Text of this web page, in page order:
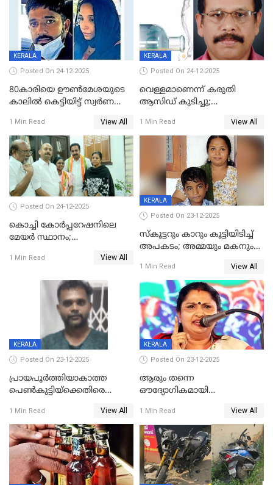
KERALA
Posted On 24-12-2025
80കാരിയെ ഊൺമേശയുടെ
കാലിൽ കെട്ടിയിട്ട് സ്വർണവും
കൊച്ചുമകനും സുഹൃത്തും
അറസ്റ്റിൽ
1 Min Read View All
KERALA
Posted On 24-12-2025
വെള്ളമാണെന്ന് കരുതി
ആസിഡ് കുടിച്ചു;
മരിച്ചു
1 Min Read View All
Posted On 24-12-2025
കൊച്ചി കോര്‍പ്പറേഷനിലെ
മേയര്‍ സ്ഥാനം;
രൂക്ഷം
1 Min Read View All
KERALA
Posted On 23-12-2025
സ്കൂട്ടറും കാറും കൂട്ടിയിടിച്ച്
അപകടം; അമ്മയും മകനും
ഗുരുതരാവസ്ഥയിൽ
1 Min Read View All
KERALA
Posted On 23-12-2025
പ്രായപൂർത്തിയാകാത്ത
പെൺകുട്ടിയ്ക്കെതിരെ
59 വർഷം തടവും 90,൦൦൦ രൂപ
പിഴയും ശിക്ഷ
1 Min Read View All
KERALA
Posted On 23-12-2025
ആരും തന്നെ
ഔദ്യോഗികമായി
കണ്ടെത്താൻ ഇന്ന് കോർ
കമ്മിറ്റി കൂടിയില്ല';
അതൃപ്തിയുമായി ദീപ്തി മേരി
വർഗീസ്
1 Min Read View All